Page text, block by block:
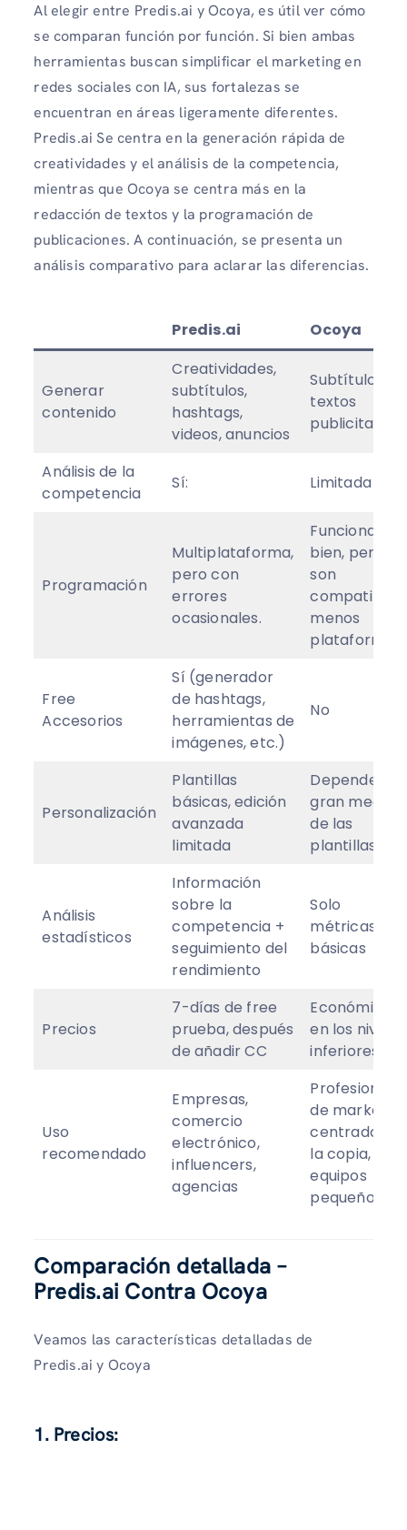
Al elegir entre Predis.ai y Ocoya, es útil ver cómo
se comparan función por función. Si bien ambas
herramientas buscan simplificar el marketing en
redes sociales con IA, sus fortalezas se
encuentran en áreas ligeramente diferentes.
Predis.ai Se centra en la generación rápida de
creatividades y el análisis de la competencia,
mientras que Ocoya se centra más en la
redacción de textos y la programación de
publicaciones. A continuación, se presenta un
análisis comparativo para aclarar las diferencias.
Predis.ai Ocoya
Generar
contenido
Creatividades,
subtítulos,
hashtags,
videos, anuncios
Subtítulos,
textos
publicitarios
Análisis de la
competencia
Sí: Limitada
Programación
Multiplataforma,
pero con
errores
ocasionales.
Funciona
bien, pero
son
compatibles
menos
plataformas
Free
Accesorios
Sí (generador
de hashtags,
herramientas de
imágenes, etc.)
No
Personalización
Plantillas
básicas, edición
avanzada
limitada
Depende en
gran medida
de las
plantillas
Análisis
estadísticos
Información
sobre la
competencia +
seguimiento del
rendimiento
Solo
métricas
básicas
Precios
7-días de free
prueba, después
de añadir CC
Económico
en los niveles
inferiores
Uso
recomendado
Empresas,
comercio
electrónico,
influencers,
agencias
de
centrados
la copia,
equipos
pequeños
Comparación detallada –
Predis.ai Contra Ocoya
Veamos las características detalladas de
Predis.ai y Ocoya
1. Precios: